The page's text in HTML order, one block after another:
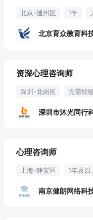
北京-通州区 1年
自有课程福利
北京育众教育科
资深心理咨询师
深圳-龙岗区 无需经
案例分析
法定节假
深圳市沐光同行
心理咨询师
上海-静安区 1年及以
授课
住房补贴
南京健朗网络科